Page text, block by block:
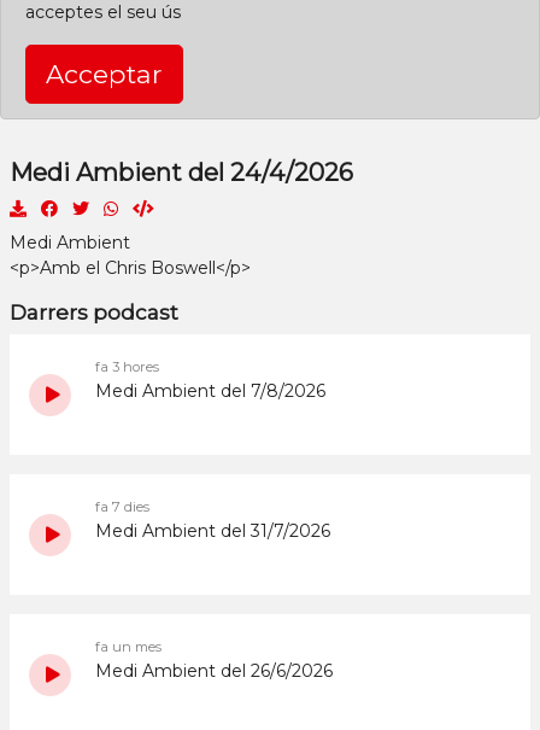
acceptes el seu ús
Acceptar
Medi Ambient del 24/4/2026
Medi Ambient
<p>Amb el Chris Boswell</p>
Darrers podcast
fa 3 hores
Medi Ambient del 7/8/2026
fa 7 dies
Medi Ambient del 31/7/2026
fa un mes
Medi Ambient del 26/6/2026